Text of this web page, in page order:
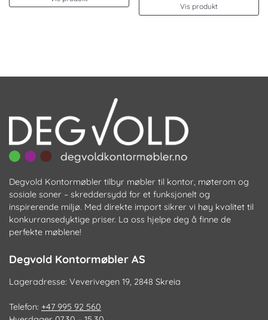
Vis produkt
Degvold Kontormøbler tilbyr møbler til kontor, møterom og
sosiale soner – skreddersydd for et funksjonelt og
inspirerende miljø. Med direkte import sikrer vi høy kvalitet til
konkurransedyktige priser. La oss hjelpe deg å finne de
perfekte møblene!
Degvold Kontormøbler AS
Lageradresse: Veverivegen 19, 2848 Skreia
Telefon: +47 995 92 560